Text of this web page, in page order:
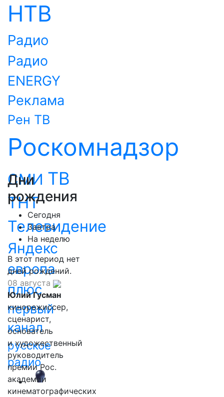
НТВ
Радио
Радио
ENERGY
Реклама
Рен ТВ
Роскомнадзор
СМИ ТВ
ТНТ
Телевидение
Яндекс
европа
плюс
первый
канал
русское
радио
Дни
рождения
Сегодня
Завтра
На неделю
В этот период нет
дней рождений.
08 августа
Юлий Гусман
кинорежиссер,
сценарист,
основатель
и художественный
руководитель
премии Рос.
академии
кинематографических